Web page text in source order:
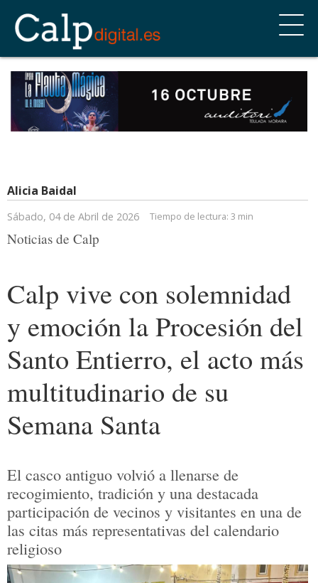
Alicia Baidal
Sábado, 04 de Abril de 2026 Tiempo de lectura: 3 min
Noticias de Calp
Calp vive con solemnidad
y emoción la Procesión del
Santo Entierro, el acto más
multitudinario de su
Semana Santa
El casco antiguo volvió a llenarse de
recogimiento, tradición y una destacada
participación de vecinos y visitantes en una de
las citas más representativas del calendario
religioso